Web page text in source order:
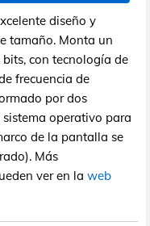
diseño y
tamaño. Monta un
con tecnología de
frecuencia de
por dos
operativo para
de la pantalla se
Más
ver en la web